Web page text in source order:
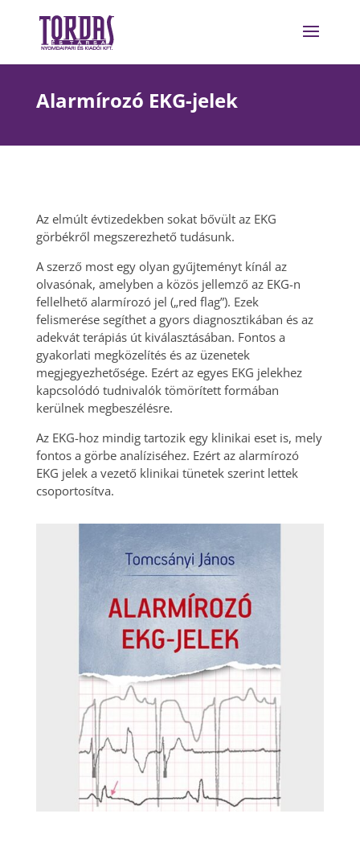
Alarmírozó EKG-jelek
Az elmúlt évtizedekben sokat bővült az EKG
görbékről megszerezhető tudásunk.
A szerző most egy olyan gyűjteményt kínál az
olvasónak, amelyben a közös jellemző az EKG-n
fellelhető alarmírozó jel („red flag”). Ezek
felismerése segíthet a gyors diagnosztikában és az
adekvát terápiás út kiválasztásában. Fontos a
gyakorlati megközelítés és az üzenetek
megjegyezhetősége. Ezért az egyes EKG jelekhez
kapcsolódó tudnivalók tömörített formában
kerülnek megbeszélésre.
Az EKG-hoz mindig tartozik egy klinikai eset is, mely
fontos a görbe analíziséhez. Ezért az alarmírozó
EKG jelek a vezető klinikai tünetek szerint lettek
csoportosítva.